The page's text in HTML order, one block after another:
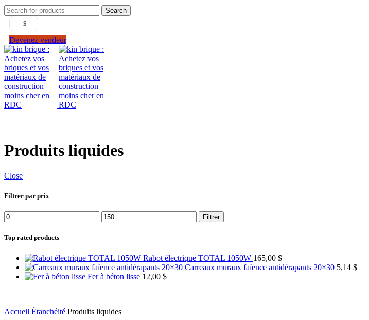
Search
$
Devenez vendeur
Produits liquides
Close
Filtrer par prix
Filtrer
Top rated products
Rabot électrique TOTAL 1050W 165,00 $
Carreaux muraux faïence antidérapants 20×30 5,14 $
Fer à béton lisse 12,00 $
Accueil Étanchéité Produits liquides